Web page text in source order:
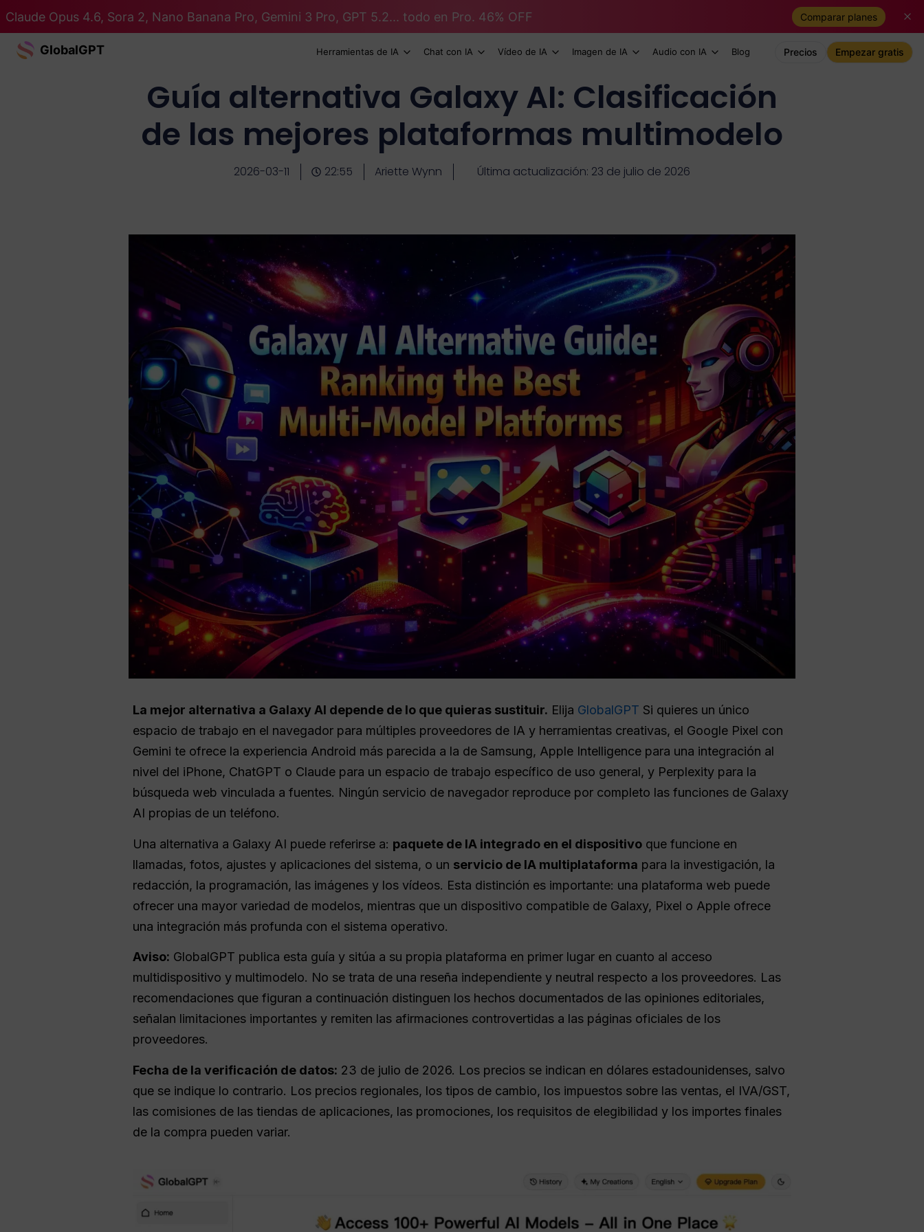
Claude Opus 4.6, Sora 2, Nano Banana Pro, Gemini 3 Pro, GPT 5.2... todo en Pro. 46% OFF Comparar planes
GlobalGPT Herramientas de IA Chat con IA Vídeo de IA Imagen de IA Audio con IA Blog Precios Empezar gratis
Guía alternativa Galaxy AI: Clasificación
de las mejores plataformas multimodelo
2026-03-11 22:55 Ariette Wynn Última actualización: 23 de julio de 2026
La mejor alternativa a Galaxy AI depende de lo que quieras sustituir. Elija GlobalGPT Si quieres un único
espacio de trabajo en el navegador para múltiples proveedores de IA y herramientas creativas, el Google Pixel con
Gemini te ofrece la experiencia Android más parecida a la de Samsung, Apple Intelligence para una integración al
nivel del iPhone, ChatGPT o Claude para un espacio de trabajo específico de uso general, y Perplexity para la
búsqueda web vinculada a fuentes. Ningún servicio de navegador reproduce por completo las funciones de Galaxy
AI propias de un teléfono.
Una alternativa a Galaxy AI puede referirse a: paquete de IA integrado en el dispositivo que funcione en
llamadas, fotos, ajustes y aplicaciones del sistema, o un servicio de IA multiplataforma para la investigación, la
redacción, la programación, las imágenes y los vídeos. Esta distinción es importante: una plataforma web puede
ofrecer una mayor variedad de modelos, mientras que un dispositivo compatible de Galaxy, Pixel o Apple ofrece
una integración más profunda con el sistema operativo.
Aviso: GlobalGPT publica esta guía y sitúa a su propia plataforma en primer lugar en cuanto al acceso
multidispositivo y multimodelo. No se trata de una reseña independiente y neutral respecto a los proveedores. Las
recomendaciones que figuran a continuación distinguen los hechos documentados de las opiniones editoriales,
señalan limitaciones importantes y remiten las afirmaciones controvertidas a las páginas oficiales de los
proveedores.
Fecha de la verificación de datos: 23 de julio de 2026. Los precios se indican en dólares estadounidenses, salvo
que se indique lo contrario. Los precios regionales, los tipos de cambio, los impuestos sobre las ventas, el IVA/GST,
las comisiones de las tiendas de aplicaciones, las promociones, los requisitos de elegibilidad y los importes finales
de la compra pueden variar.